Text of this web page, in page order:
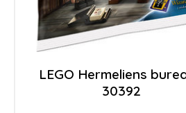
LEGO Hermeliens
30392